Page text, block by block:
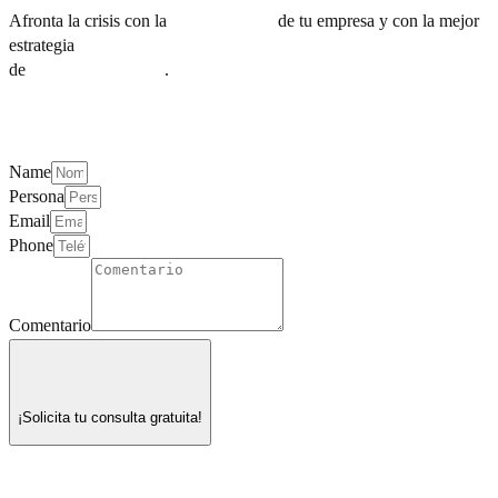
Afronta la crisis con la
de tu empresa y con la mejor
estrategia
de
.
Name
Persona
Email
Phone
Comentario
¡Solicita tu consulta gratuita!